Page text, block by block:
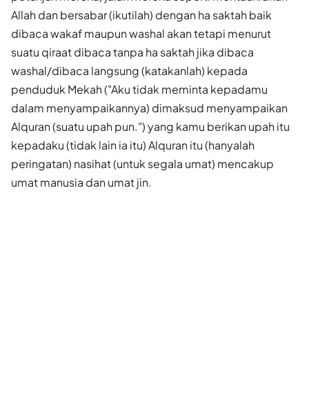
Allah dan bersabar (ikutilah) dengan ha saktah baik
dibaca wakaf maupun washal akan tetapi menurut
suatu qiraat dibaca tanpa ha saktah jika dibaca
washal/dibaca langsung (katakanlah) kepada
penduduk Mekah ("Aku tidak meminta kepadamu
dalam menyampaikannya) dimaksud menyampaikan
Alquran (suatu upah pun.") yang kamu berikan upah itu
kepadaku (tidak lain ia itu) Alquran itu (hanyalah
peringatan) nasihat (untuk segala umat) mencakup
umat manusia dan umat jin.